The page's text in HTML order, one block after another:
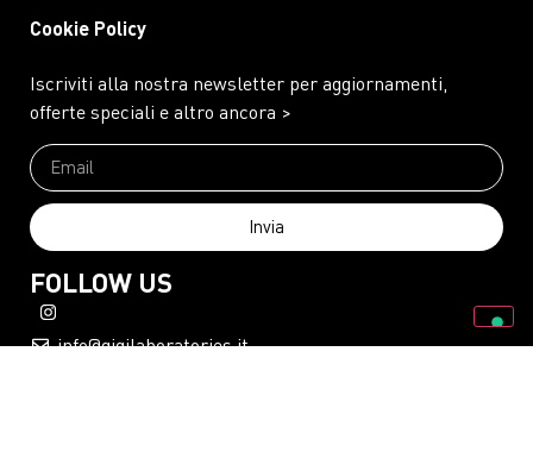
Cookie Policy
Iscriviti alla nostra newsletter per aggiornamenti,
offerte speciali e altro ancora >
Invia
FOLLOW US
info@gigilaboratories.it